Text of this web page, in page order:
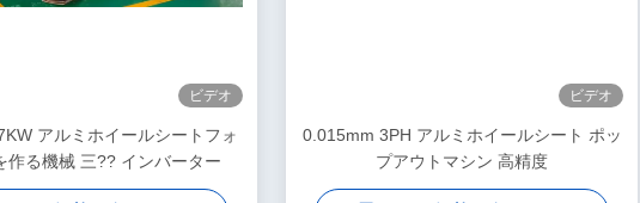
ビデオ
アルミホイールシートフォ
作る機械 三?? インバーター
ビデオ
0.015mm 3PH アルミホイールシート ポッ
プアウトマシン 高精度